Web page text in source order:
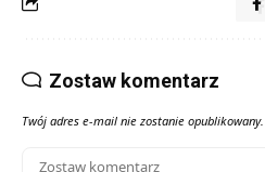
Zostaw komentarz
Twój adres e-mail nie zostanie opublikowany.